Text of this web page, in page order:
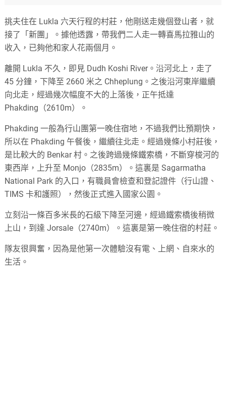
挑夫住在 Lukla 六天行程的村莊，他剛送走幾個登山者，就
接了「新團」。據他透露，帶我們二人走一轉喜馬拉雅山的
收入，已夠他和家人花兩個月。
離開 Lukla 不久，即見 Dudh Koshi River。沿河北上，走了
45 分鐘，下降至 2660 米之 Chheplung。之後沿河東岸繼續
向北走，經過幾次幅度不大的上落後，正午抵達
Phakding（2610m）。
Phakding 一般為行山團第一晚住宿地，不過我們比預期快，
所以在 Phakding 午餐後，繼續往北走。經過幾條小村莊後，
是比較大的 Benkar 村。之後跨過幾條鐵索橋，不斷穿梭河的
東西岸，上升至 Monjo（2835m）。這裏是 Sagarmatha
National Park 的入口，有職員會檢查和登記證件（行山證、
TIMS 卡和護照），然後正式進入國家公園。
立刻沿一條百多米長的石級下降至河邊，經過鐵索橋後稍微
上山，到達 Jorsale（2740m）。這裏是第一晚住宿的村莊。
隊友很興奮，因為是他第一次體驗沒有電、上網、自來水的
生活。